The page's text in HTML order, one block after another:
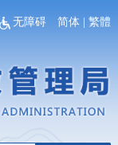
无障碍 简体 |繁體